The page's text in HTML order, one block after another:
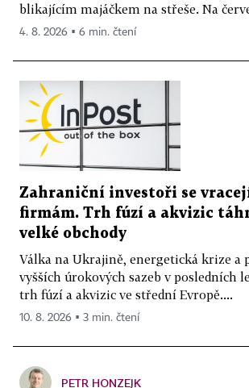
blikajícím majáčkem na střeše. Na
4. 8. 2026 ▪ 6 min. čtení
Zahraniční investoři se
firmám. Trh fúzí a akvizic
velké obchody
Válka na Ukrajině, energetická krize a
vyšších úrokových sazeb v posledních
trh fúzí a akvizic ve střední Evropě....
10. 8. 2026 ▪ 3 min. čtení
PETR HONZEJK